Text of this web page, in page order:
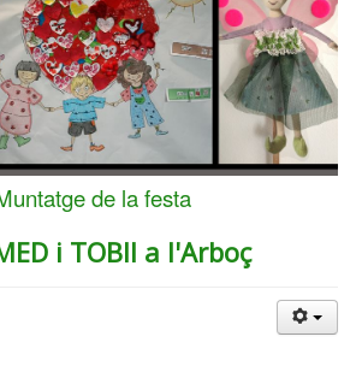
de la festa
i TOBII a l'Arboç